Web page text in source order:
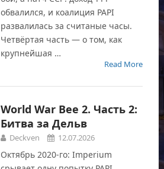
обвалился, и коалиция PAPI
развалилась за считаные часы.
Четвёртая часть — о том, как
крупнейшая …
Read More
World War Bee 2. Часть 2:
Битва за Дельв
Deckven 12.07.2026
Октябрь 2020-го: Imperium